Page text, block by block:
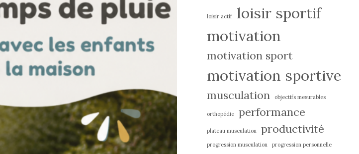
loisir actif
loisir sportif
motivation
motivation sport
motivation sportive
musculation objectifs mesurables
orthopédie performance
plateau musculation productivité
progression musculation
progression personnelle